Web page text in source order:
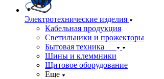
Электротехнические изделия
Кабельная продукция
Светильники и прожекторы
Бытовая техника
Шины и клеммники
Щитовое оборудование
Еще